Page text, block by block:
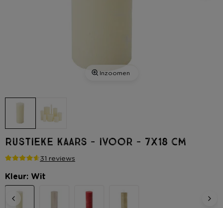
Inzoomen
Rustieke kaars - ivoor - 7x18 cm
31 reviews
Kleur: Wit